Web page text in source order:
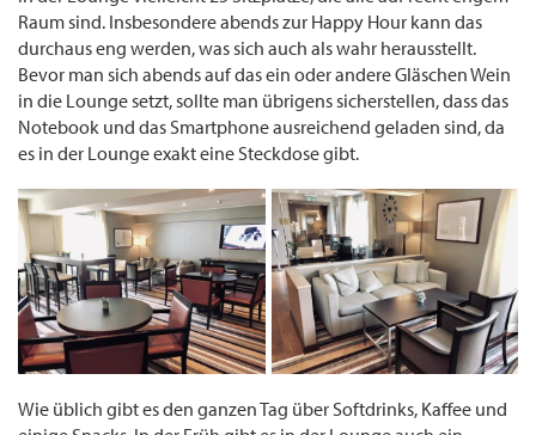
Raum sind. Insbesondere abends zur Happy Hour kann das
durchaus eng werden, was sich auch als wahr herausstellt.
Bevor man sich abends auf das ein oder andere Gläschen Wein
in die Lounge setzt, sollte man übrigens sicherstellen, dass das
Notebook und das Smartphone ausreichend geladen sind, da
es in der Lounge exakt eine Steckdose gibt.
Wie üblich gibt es den ganzen Tag über Softdrinks, Kaffee und